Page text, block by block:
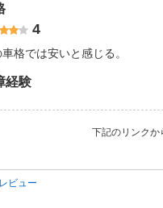
4
車格では安いと感じる。
経験
下記のリンクか
ビュー